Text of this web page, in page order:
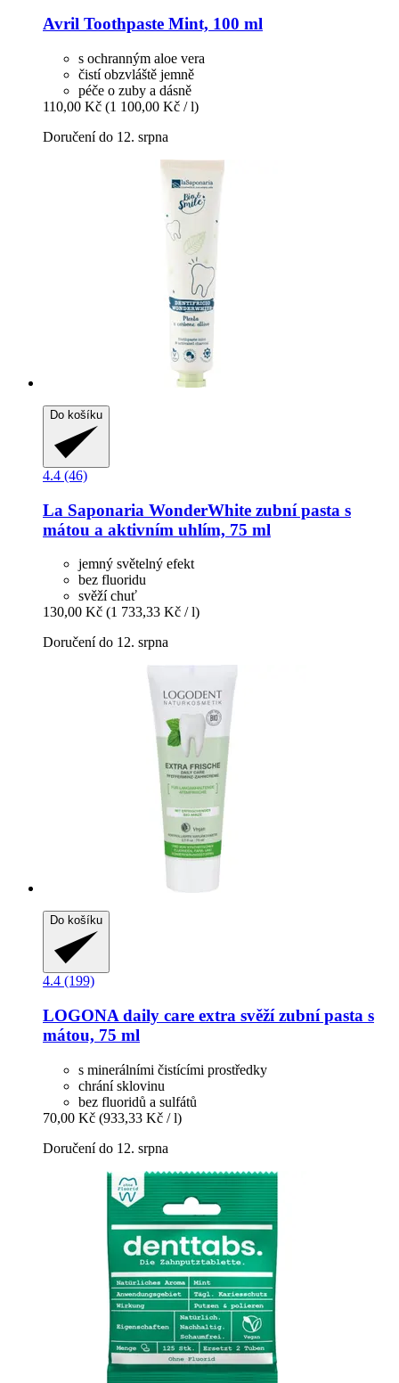
Avril Toothpaste Mint, 100 ml
s ochranným aloe vera
čistí obzvláště jemně
péče o zuby a dásně
110,00 Kč (1 100,00 Kč / l)
Doručení do 12. srpna
Do košíku
4.4 (46)
La Saponaria WonderWhite zubní pasta s
mátou a aktivním uhlím, 75 ml
jemný světelný efekt
bez fluoridu
svěží chuť
130,00 Kč (1 733,33 Kč / l)
Doručení do 12. srpna
Do košíku
4.4 (199)
LOGONA daily care extra svěží zubní pasta s
mátou, 75 ml
s minerálními čistícími prostředky
chrání sklovinu
bez fluoridů a sulfátů
70,00 Kč (933,33 Kč / l)
Doručení do 12. srpna